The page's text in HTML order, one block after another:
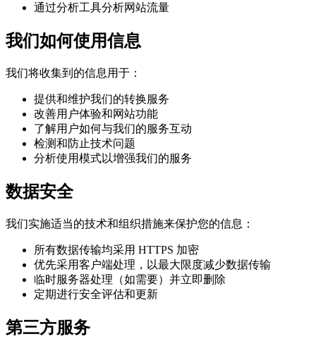
通过分析工具分析网站流量
我们如何使用信息
我们将收集到的信息用于：
提供和维护我们的转换服务
改善用户体验和网站功能
了解用户如何与我们的服务互动
检测和防止技术问题
分析使用模式以增强我们的服务
数据安全
我们实施适当的技术和组织措施来保护您的信息：
所有数据传输均采用 HTTPS 加密
优先采用客户端处理，以最大限度减少数据传输
临时服务器处理（如需要）并立即删除
定期进行安全评估和更新
第三方服务